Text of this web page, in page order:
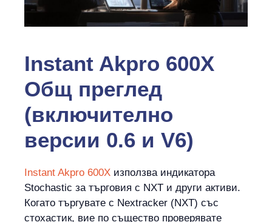
Instant Akpro 600X
Общ преглед
(включително
версии 0.6 и V6)
Instant Akpro 600X използва индикатора
Stochastic за търговия с NXT и други активи.
Когато търгувате с Nextracker (NXT) със
стохастик, вие по същество проверявате